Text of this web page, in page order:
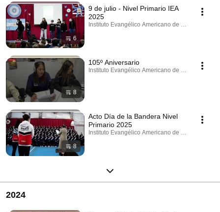
6
9 de julio - Nivel Primario IEA
2025
Instituto Evangélico Americano de Villa del
8
105º Aniversario
Instituto Evangélico Americano de Villa del
8
Acto Día de la Bandera Nivel
Primario 2025
Instituto Evangélico Americano de Villa del
2024